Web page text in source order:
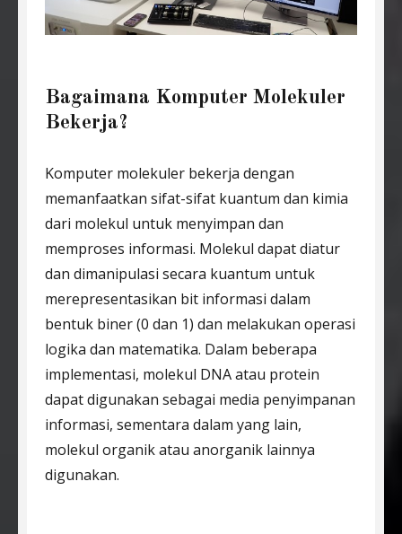
Bagaimana Komputer Molekuler
Bekerja?
Komputer molekuler bekerja dengan
memanfaatkan sifat-sifat kuantum dan kimia
dari molekul untuk menyimpan dan
memproses informasi. Molekul dapat diatur
dan dimanipulasi secara kuantum untuk
merepresentasikan bit informasi dalam
bentuk biner (0 dan 1) dan melakukan operasi
logika dan matematika. Dalam beberapa
implementasi, molekul DNA atau protein
dapat digunakan sebagai media penyimpanan
informasi, sementara dalam yang lain,
molekul organik atau anorganik lainnya
digunakan.